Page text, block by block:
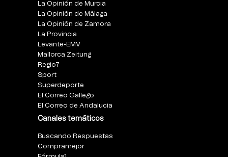
La Opinión de Murcia
La Opinión de Málaga
La Opinión de Zamora
La Provincia
Levante-EMV
Mallorca Zeitung
Regio7
Sport
Superdeporte
El Correo Gallego
El Correo de Andalucia
Canales temáticos
Buscando Respuestas
Compramejor